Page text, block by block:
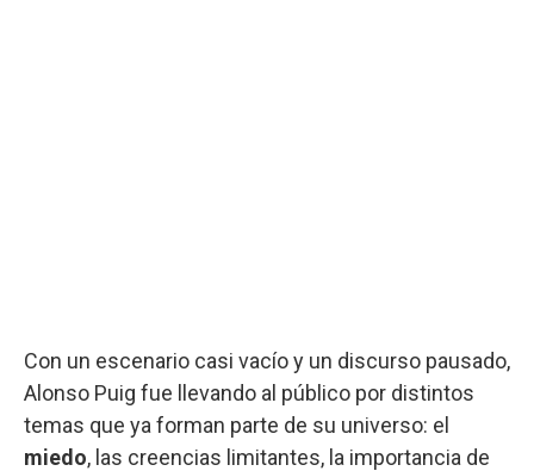
Con un escenario casi vacío y un discurso pausado,
Alonso Puig fue llevando al público por distintos
temas que ya forman parte de su universo: el
miedo, las creencias limitantes, la importancia de